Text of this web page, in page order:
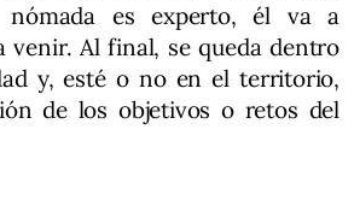
es experto, él va a
venir. Al final, se queda dentro
y, esté o no en el territorio,
de los objetivos o retos del